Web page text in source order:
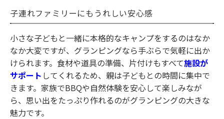
子連れファミリーにもうれしい安心感
小さな子どもと一緒に本格的なキャンプをするのはなか
なか大変ですが、グランピングなら手ぶらで気軽に出か
けられます。食材や道具の準備、片付けもすべて施設が
サポート してくれるため、親は子どもとの時間に集中で
きます。家族でBBQや自然体験を安心して楽しみなが
ら、思い出をたっぷり作れるのがグランピングの大きな
魅力です。